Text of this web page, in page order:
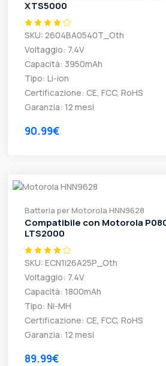
XTS5000
SKU: 2604BA0540T_Oth
Voltaggio: 7.4V
Capacità: 3950mAh
Tipo: Li-ion
Certificazione: CE, FCC, RoHS
Garanzia: 12 mesi
90.99€
Batteria per Motorola HNN9628
Compatibile con Motorola
LTS2000
SKU: ECN1I26A25P_Oth
Voltaggio: 7.4V
Capacità: 1800mAh
Tipo: Ni-MH
Certificazione: CE, FCC, RoHS
Garanzia: 12 mesi
89.99€